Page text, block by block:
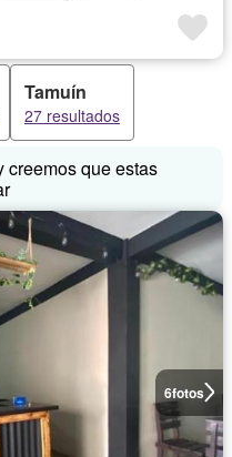
Tamuín
27 resultados
creemos que estas
6fotos